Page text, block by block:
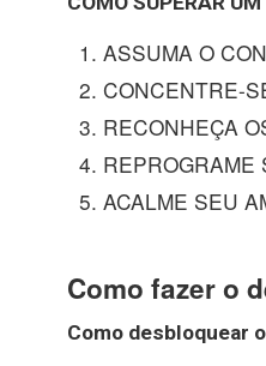
ASSUMA O
CONCENTRE-
RECONHEÇA
REPROGRAME
ACALME SEU
Como fazer o
Como desbloquear